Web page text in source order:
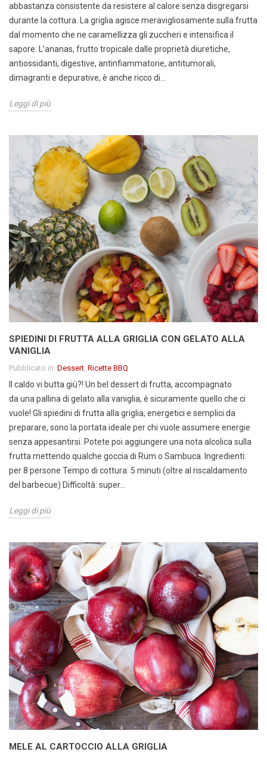
abbastanza consistente da resistere al calore senza disgregarsi
durante la cottura. La griglia agisce meravigliosamente sulla frutta
dal momento che ne caramellizza gli zuccheri e intensifica il
sapore. L’ananas, frutto tropicale dalle proprietà diuretiche,
antiossidanti, digestive, antinfiammatorie, antitumorali,
dimagranti e depurative, è anche ricco di...
Leggi di più
SPIEDINI DI FRUTTA ALLA GRIGLIA CON GELATO ALLA
VANIGLIA
Pubblicato in: Dessert, Ricette BBQ
Il caldo vi butta giù?! Un bel dessert di frutta, accompagnato
da una pallina di gelato alla vaniglia, è sicuramente quello che ci
vuole! Gli spiedini di frutta alla griglia, energetici e semplici da
preparare, sono la portata ideale per chi vuole assumere energie
senza appesantirsi. Potete poi aggiungere una nota alcolica sulla
frutta mettendo qualche goccia di Rum o Sambuca. Ingredienti:
per 8 persone Tempo di cottura: 5 minuti (oltre al riscaldamento
del barbecue) Difficoltà: super...
Leggi di più
MELE AL CARTOCCIO ALLA GRIGLIA